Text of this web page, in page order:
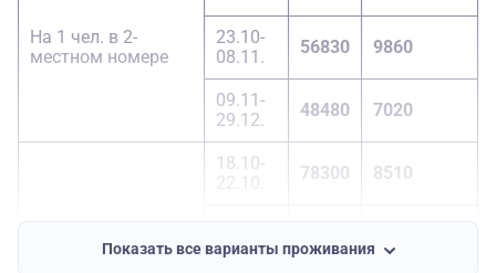
09.11-
29.12.
46840 2700
На 1 чел. в 2-
местном номере
23.10-
08.11.
56830 9860
09.11-
29.12.
48480 7020
18.10-
22.10.
78300 8510
08.11.
Показать все варианты проживания